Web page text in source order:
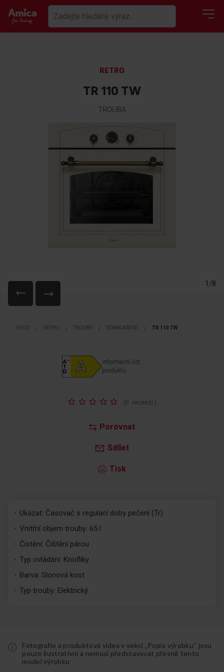
RETRO
TR 110 TW
TROUBA
1/8
ÚVOD RETRO TROUBY STANDARDNÍ TR 110 TW
Porovnat
Sdílet
Tisk
Hodnocení: (0 recenzí )
Informační list
produktu
Ukázat: Časovač s regulací doby pečení (Tr)
Vnitřní objem trouby: 65 l
Čistění: Čištění párou
Typ ovládání: Knoflíky
Barva: Slonová kost
Typ trouby: Elektrický
Fotografie a produktová videa v sekci „Popis výrobku“ jsou
pouze ilustrativní a nemusí představovat přesně tento
model výrobku